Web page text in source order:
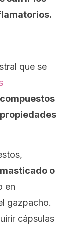
que se
o
en
gazpacho.
cápsulas